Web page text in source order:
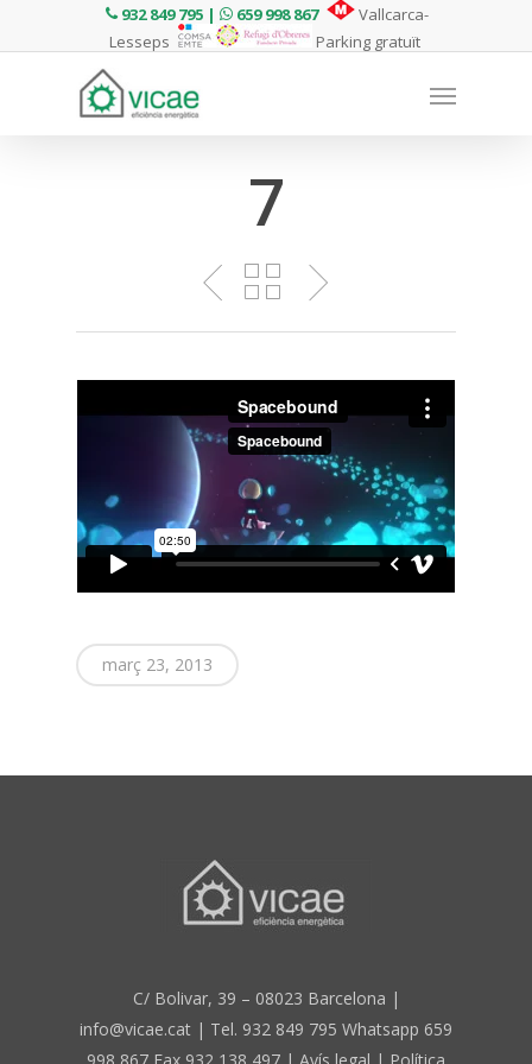
932 849 795 | 659 998 867
Vallcarca-
Lesseps
Parking gratuït
7
març 23, 2013
C/ Bolivar, 39 – 08023 Barcelona |
info@vicae.cat | Tel. 932 849 795 Whatsapp 659